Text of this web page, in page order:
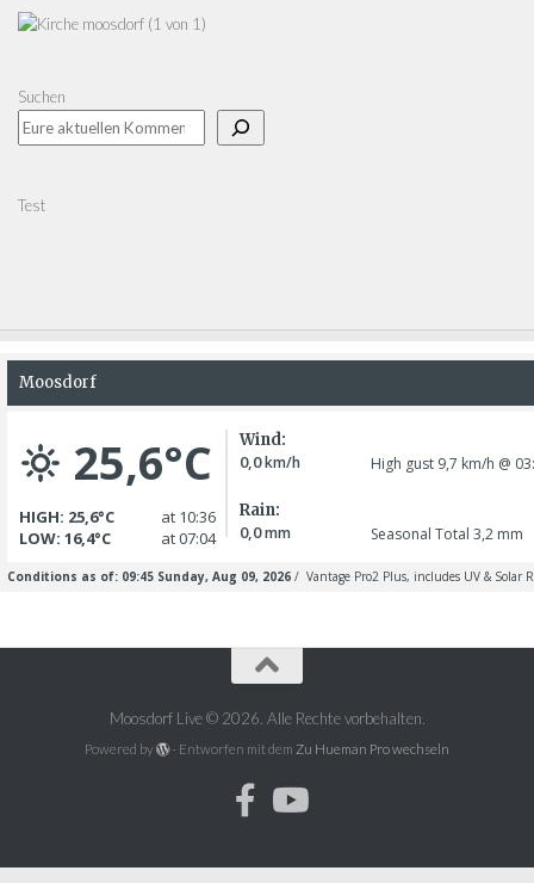
Suchen
Test
Moosdorf Live © 2026. Alle Rechte vorbehalten.
Powered by - Entworfen mit dem Zu Hueman Pro wechseln